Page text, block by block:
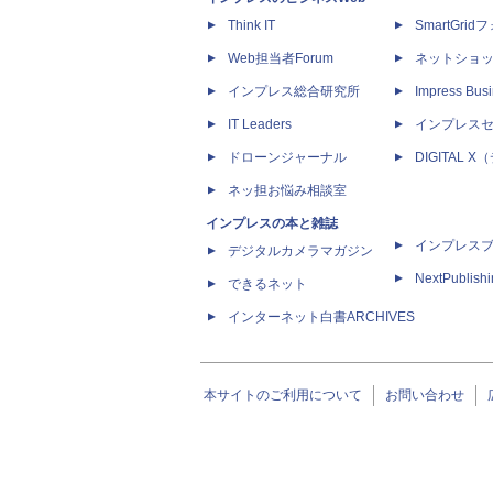
Think IT
Web担当者Forum
インプレス総合研究所
IT Leaders
ドローンジャーナル
ネッ担お悩み相談室
インプレスの本と雑誌
デジタルカメラマガジン
できるネット
インターネット白書ARCHIVES
SmartGridフ
ネットショ
Impress
インプレス
DIGITAL X（
インプレス
本サイトのご利用について お問い合わせ